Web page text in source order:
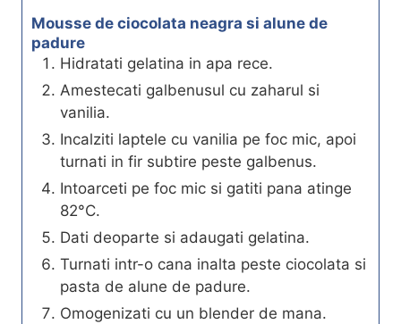
Mousse de ciocolata neagra si alune de
padure
Hidratati gelatina in apa rece.
Amestecati galbenusul cu zaharul si
vanilia.
Incalziti laptele cu vanilia pe foc mic, apoi
turnati in fir subtire peste galbenus.
Intoarceti pe foc mic si gatiti pana atinge
82°C.
Dati deoparte si adaugati gelatina.
Turnati intr-o cana inalta peste ciocolata si
pasta de alune de padure.
Omogenizati cu un blender de mana.